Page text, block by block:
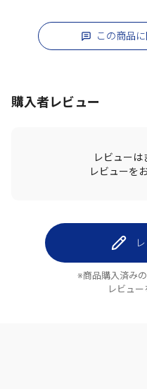
この商品
購入者レビュー
レビューは
レビューを
※商品購入済み
レビュ